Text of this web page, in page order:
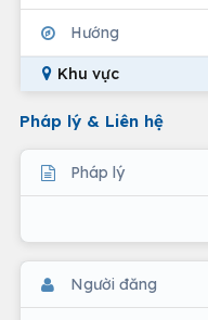
Hướng
Khu vực
Pháp lý & Liên hệ
Pháp lý
Người đăng